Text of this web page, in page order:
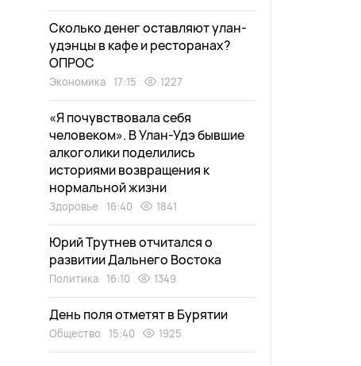
Сколько денег оставляют улан-
удэнцы в кафе и ресторанах?
ОПРОС
Экономика 17:15 1227
«Я почувствовала себя
человеком». В Улан-Удэ бывшие
алкоголики поделились
историями возвращения к
нормальной жизни
Здоровье 16:40 1841
Юрий Трутнев отчитался о
развитии Дальнего Востока
Политика 16:10 1349
День поля отметят в Бурятии
Общество 15:40 1925